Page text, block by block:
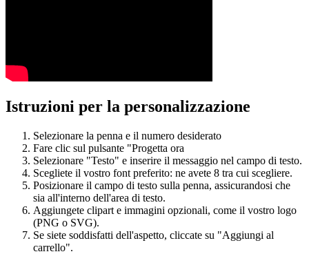
Istruzioni per la personalizzazione
Selezionare la penna e il numero desiderato
Fare clic sul pulsante "Progetta ora
Selezionare "Testo" e inserire il messaggio nel campo di testo.
Scegliete il vostro font preferito: ne avete 8 tra cui scegliere.
Posizionare il campo di testo sulla penna, assicurandosi che
sia all'interno dell'area di testo.
Aggiungete clipart e immagini opzionali, come il vostro logo
(PNG o SVG).
Se siete soddisfatti dell'aspetto, cliccate su "Aggiungi al
carrello".